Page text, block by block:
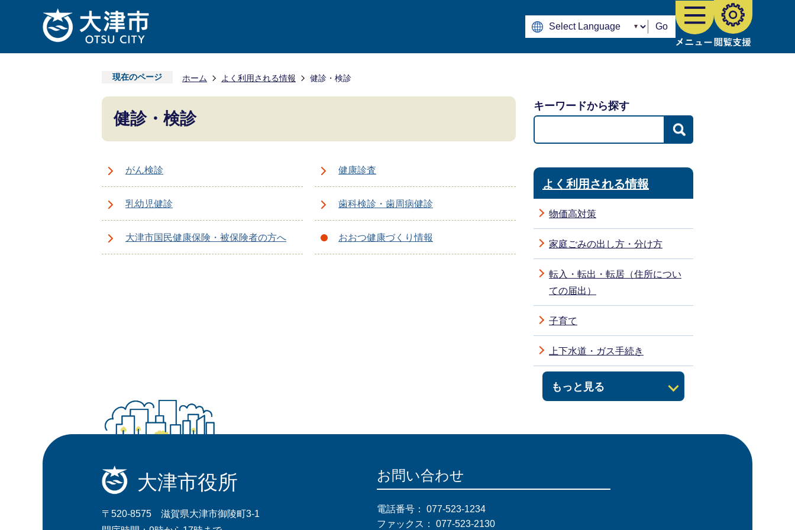
Go
現在のページ ホーム よく利用される情報 健診・検診
健診・検診
がん検診 健康診査
乳幼児健診 歯科検診・歯周病健診
大津市国民健康保険・被保険者の方へ おおつ健康づくり情報
キーワードから探す
よく利用される情報
物価高対策
家庭ごみの出し方・分け方
転入・転出・転居（住所につい
ての届出）
もっと見る
子育て
上下水道・ガス手続き
大津市役所
〒520-8575 滋賀県大津市御陵町3-1
お問い合わせ
電話番号： 077-523-1234
ファックス： 077-523-2130